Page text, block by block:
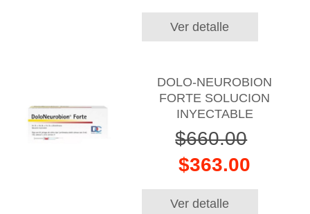
Ver detalle
DOLO-NEUROBION
FORTE SOLUCION
INYECTABLE
$660.00
$363.00
Ver detalle